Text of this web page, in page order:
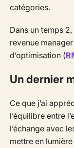
catégories.
Dans un temps
revenue
d’optimisation (
Un dernier
Ce que j’ai
l’équilibre entre
l’échange avec
mettre en